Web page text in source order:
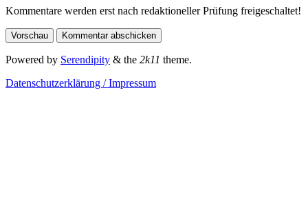
Kommentare werden erst nach redaktioneller Prüfung freigeschaltet!
Powered by Serendipity & the 2k11 theme.
Datenschutzerklärung / Impressum